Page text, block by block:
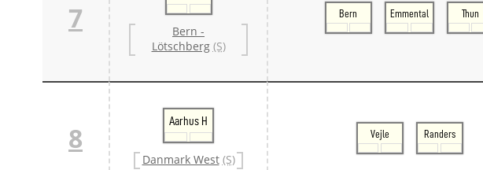
7
Bern -
Lötschberg (S)
Bern Emmental Thun
8
Aarhus H
Danmark West (S)
Vejle Randers